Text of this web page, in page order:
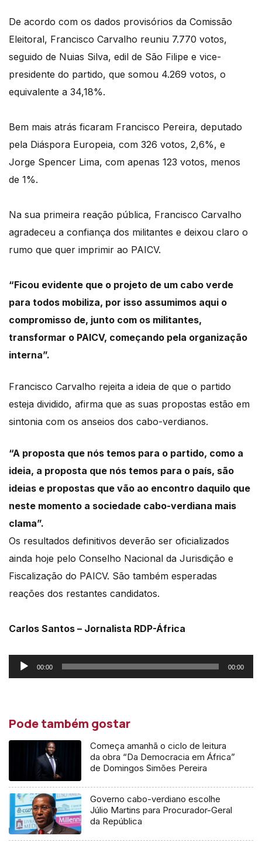
De acordo com os dados provisórios da Comissão
Eleitoral, Francisco Carvalho reuniu 7.770 votos,
seguido de Nuias Silva, edil de São Filipe e vice-
presidente do partido, que somou 4.269 votos, o
equivalente a 34,18%.
Bem mais atrás ficaram Francisco Pereira, deputado
pela Diáspora Europeia, com 326 votos, 2,6%, e
Jorge Spencer Lima, com apenas 123 votos, menos
de 1%.
Na sua primeira reação pública, Francisco Carvalho
agradeceu a confiança dos militantes e deixou claro o
rumo que quer imprimir ao PAICV.
“Ficou evidente que o projeto de um cabo verde
para todos mobiliza, por isso assumimos aqui o
compromisso de, junto com os militantes,
transformar o PAICV, começando pela organização
interna”.
Francisco Carvalho rejeita a ideia de que o partido
esteja dividido, afirma que as suas propostas estão em
sintonia com os anseios dos cabo-verdianos.
“A proposta que nós temos para o partido, como a
ideia, a proposta que nós temos para o país, são
ideias e propostas que vão ao encontro daquilo que
neste momento a sociedade cabo-verdiana mais
clama”.
Os resultados definitivos deverão ser oficializados
ainda hoje pelo Conselho Nacional da Jurisdição e
Fiscalização do PAICV. São também esperadas
reações dos restantes candidatos.
Carlos Santos – Jornalista RDP-África
Reprodutor
de
00:00 00:00
Pode também gostar
Começa amanhã o ciclo de leitura
da obra “Da Democracia em África”
de Domingos Simões Pereira
Governo cabo-verdiano escolhe
Júlio Martins para Procurador-Geral
da República